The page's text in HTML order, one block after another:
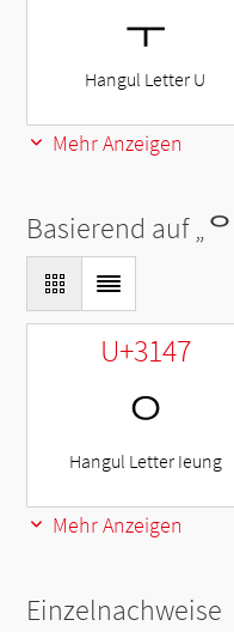
ㅜ
Hangul Letter U
Mehr Anzeigen
Basierend auf „ᄋ
U+3147
ㅇ
Hangul Letter Ieung
Mehr Anzeigen
Einzelnachweise